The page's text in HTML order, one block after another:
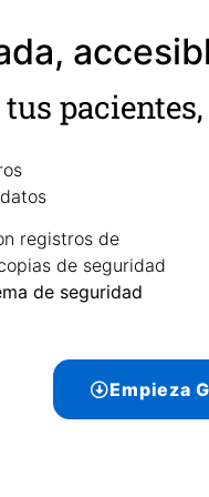
registros de
de seguridad
de seguridad
Empieza